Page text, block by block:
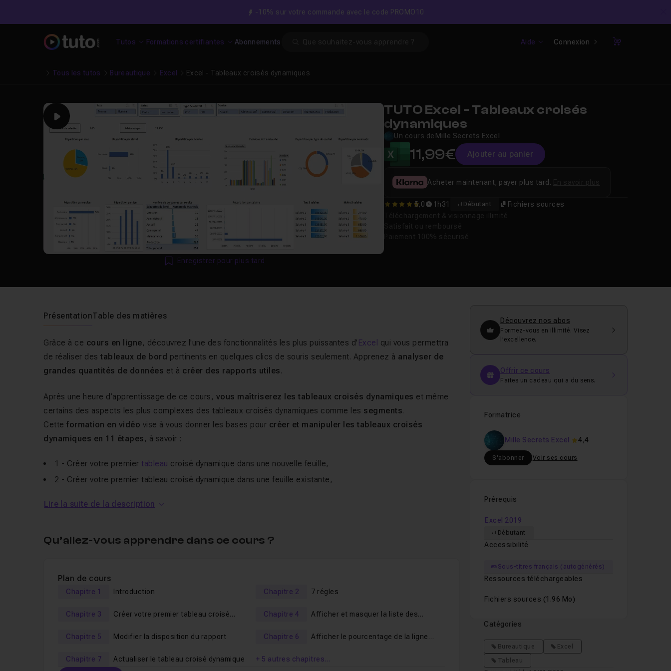
-10% sur votre commande avec le code PROMO10
Tutos Formations certifiantes Abonnements Aide Connexion
Panier
Tous les tutos Bureautique Excel Excel - Tableaux croisés dynamiques
Play
Enregistrer pour plus tard
TUTO Excel - Tableaux croisés
dynamiques
Un cours de Mille Secrets Excel
11,99€ Ajouter au panier
5 5,0 1h31 Débutant Fichiers sources
Acheter maintenant, payer plus tard.
PrésentationTable des matières
Grâce à ce cours en ligne, découvrez l'une des fonctionnalités les plus puissantes d' Excel qui vous permettra
de réaliser destableaux de bord pertinents en quelques clics de souris seulement. Apprenez à analyser de
grandes quantités de données et à créer des rapports utiles.
Après une heure d’apprentissage de ce cours, vous maîtriserez les tableaux croisés dynamiques et même
certains des aspects les plus complexes des tableaux croisés dynamiques comme les segments.
Cetteformation en vidéo vise à vous donner les bases pour créer et manipuler les tableaux croisés
dynamiques en 11 étapes , à savoir :
1 - Créer votre premiertableau croisé dynamique dans une nouvelle feuille,
2 - Créer votre premier tableau croisé dynamique dans une feuille existante,
4 - Supprimer les totaux du tableau croisé dynamique,
6 - Filtrer dans les étiquettes de lignes,
8 - Filtrer dans les étiquettes de colonnes,
9 - Supprimer les filtres des étiquettes de colonnes,
Dans un seconde temps le cours aborde l’utilisation des segments avec les tableaux croisés dynamiques
Lire la suite de la description
Qu’allez-vous apprendre dans ce cours ?
Plan de cours
Chapitre 1 Introduction Chapitre 2 7 régles
Chapitre 3
Créer votre premier tableau croisé
Chapitre 4
Afficher et masquer la liste des
Chapitre 5
Modifier la disposition du rapport Chapitre 6
Afficher le pourcentage de la ligne
Chapitre 7
Actualiser le tableau croisé dynamique + 5 autres chapitres…
Découvrez nos abos
Formez-vous en illimité. Visez
l’excellence.
Offrir ce cours
Faites un cadeau qui a du sens.
Formatrice
Mille Secrets Excel 4,4
S'abonner Voir ses cours
Prérequis
Excel 2019
Débutant
Accessibilité
Sous-titres français (autogénérés)
Ressources téléchargeables
Fichiers sources (1.96 Mo)
Catégories
Bureautique
Excel
Tableau